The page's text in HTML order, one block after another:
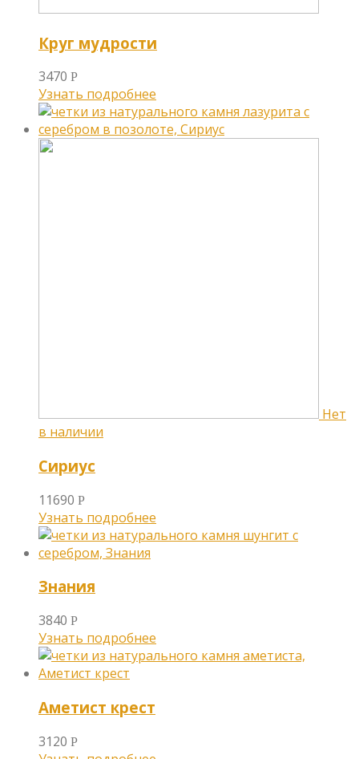
Круг мудрости
3470 Р
Узнать подробнее
Сириус
11690 Р
Узнать подробнее
Знания
3840 Р
Узнать подробнее
Аметист крест
3120 Р